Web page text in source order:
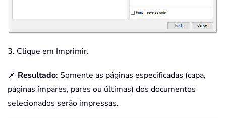
3. Clique em Imprimir.
📌 Resultado: Somente as páginas especificadas (capa,
páginas ímpares, pares ou últimas) dos documentos
selecionados serão impressas.